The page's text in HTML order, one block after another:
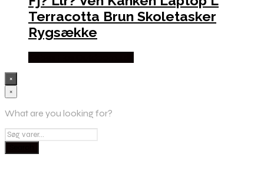
Terracotta Brun Skoletasker
Rygsække
×
×
What are you looking for?